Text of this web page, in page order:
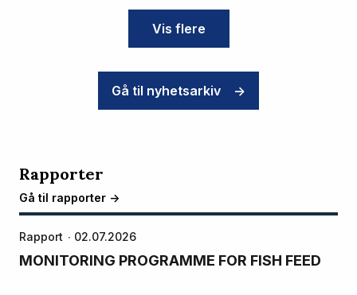
Vis flere
Gå til nyhetsarkiv ->
Rapporter
Gå til rapporter ->
Rapport 02.07.2026
MONITORING PROGRAMME FOR FISH FEED